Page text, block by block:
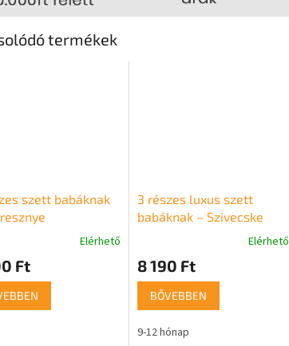
termékek
szett babáknak
Elérhető
Ft
3 részes luxus szett
babáknak – Szivecske
Elérhető
8 190 Ft
BŐVEBBEN
9-12 hónap